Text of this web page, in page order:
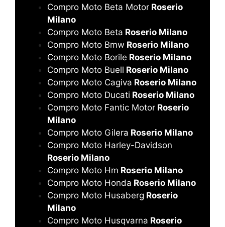
Compro Moto Beta Motor Roserio
Milano
Compro Moto Beta Roserio Milano
Compro Moto Bmw Roserio Milano
Compro Moto Borile Roserio Milano
Compro Moto Buell Roserio Milano
Compro Moto Cagiva Roserio Milano
Compro Moto Ducati Roserio Milano
Compro Moto Fantic Motor Roserio
Milano
Compro Moto Gilera Roserio Milano
Compro Moto Harley-Davidson
Roserio Milano
Compro Moto Hm Roserio Milano
Compro Moto Honda Roserio Milano
Compro Moto Husaberg Roserio
Milano
Compro Moto Husqvarna Roserio